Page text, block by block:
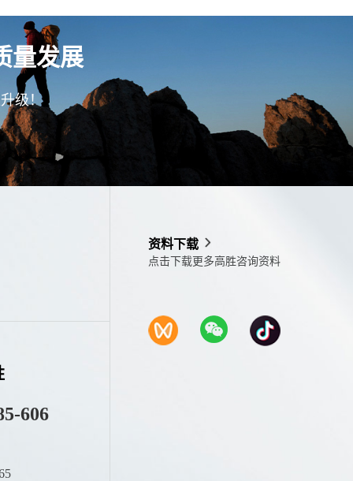
量发展
级！
606
资料下载
点击下载更多高胜咨询资料